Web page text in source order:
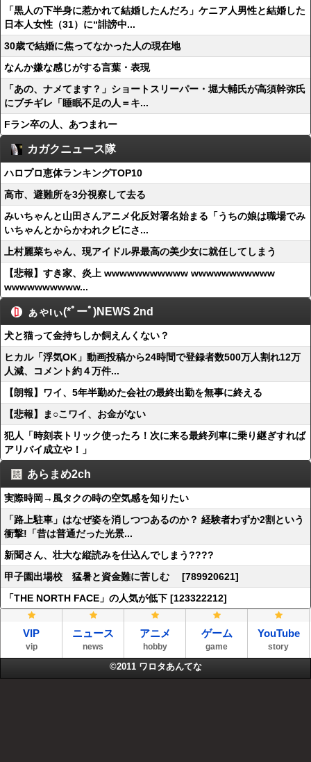
「黒人の下半身に惹かれて結婚したんだろ」ケニア人男性と結婚した
日本人女性（31）に“誹謗中...
30歳で結婚に焦ってなかった人の現在地
なんか嫌な感じがする言葉・表現
「あの、ナメてます？」ショートスリーパー・堀大輔氏が高須幹弥氏
にブチギレ「睡眠不足の人＝キ...
Fラン卒の人、あつまれー
カガクニュース隊
ハロプロ恵体ランキングTOP10
高市、避難所を3分視察して去る
みいちゃんと山田さんアニメ化反対署名始まる「うちの娘は職場でみ
いちゃんとからかわれクビにさ...
上村麗菜ちゃん、現アイドル界最高の美少女に就任してしまう
【悲報】すき家、炎上 wwwwwwwwwww wwwwwwwwwww
wwwwwwwwww...
ぁゃιぃ(*ﾟーﾟ)NEWS 2nd
犬と猫って金持ちしか飼えんくない？
ヒカル「浮気OK」動画投稿から24時間で登録者数500万人割れ12万
人減、コメント約４万件...
【朗報】ワイ、5年半勤めた会社の最終出勤を無事に終える
【悲報】ま○こワイ、お金がない
犯人「時刻表トリック使ったろ！次に来る最終列車に乗り継ぎすれば
アリバイ成立や！」
あらまめ2ch
実際時岡→風タクの時の空気感を知りたい
「路上駐車」はなぜ姿を消しつつあるのか？ 経験者わずか2割という
衝撃!「昔は普通だった光景...
新聞さん、壮大な縦読みを仕込んでしまう????
甲子園出場校 猛暑と資金難に苦しむ [789920621]
「THE NORTH FACE」の人気が低下 [123322212]
VIP
vip
ニュース
news
アニメ
hobby
ゲーム
game
YouTube
story
©2011 ワロタあんてな